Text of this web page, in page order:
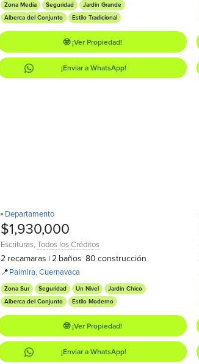
Zona Media Seguridad
Jardín Grande
Alberca del Conjunto
Estilo Tradicional
🤓 ¡Ver Propiedad!
¡Enviar a WhatsApp!
Departamento
$1,930,000
Escrituras,Todos los Créditos
2 recamaras | 2 baños 80 construcción
📍Palmira,Cuernavaca
Zona Sur Seguridad Un Nivel
Jardín Chico
Alberca del Conjunto
Estilo Moderno
🤓 ¡Ver Propiedad!
¡Enviar a WhatsApp!